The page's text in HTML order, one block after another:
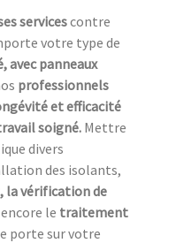
servicescontre
votre type de
avec panneaux
professionnels
et efficacité
soigné. Mettre
divers
des isolants,
la vérification de
le traitement
porte sur votre